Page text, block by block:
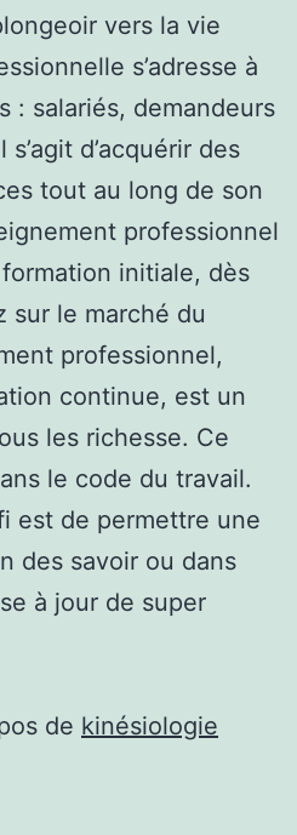
vers la vie
s’adresse à
: salariés, demandeurs
d’acquérir des
tout au long de son
professionnel
initiale, dès
sur le marché du
professionnel,
continue, est un
les richesse. Ce
le code du travail.
est de permettre une
des savoir ou dans
à jour de super
de kinésiologie